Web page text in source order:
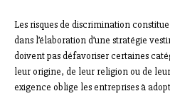
Les risques de discrimination
dans l’élaboration d’une stratégie
doivent pas défavoriser certaines
leur origine, de leur religion ou de
exigence oblige les entreprises à